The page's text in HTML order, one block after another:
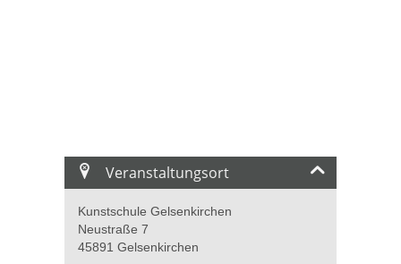
Veranstaltungsort
Kunstschule Gelsenkirchen
Neustraße 7
45891 Gelsenkirchen